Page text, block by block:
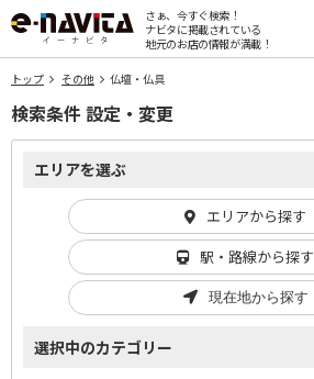
さぁ、今すぐ検索！
ナビタに掲載されている
地元のお店の情報が満載！
トップ その他 仏壇・仏具
検索条件 設定・変更
エリアを選ぶ
エリアから探す
駅・路線から探す
現在地から探す
選択中のカテゴリー